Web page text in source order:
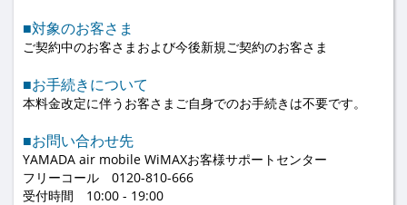
■対象のお客さま
ご契約中のお客さまおよび今後新規ご契約のお客さま
■お手続きについて
本料金改定に伴うお客さまご自身でのお手続きは不要です。
■お問い合わせ先
YAMADA air mobile WiMAXお客様サポートセンター
フリーコール 0120-810-666
受付時間 10:00 - 19:00